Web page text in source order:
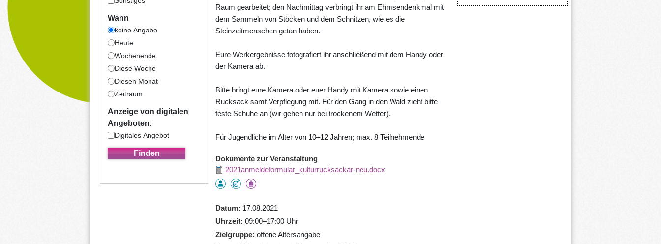
Wann
keine Angabe
Heute
Wochenende
Diese Woche
Diesen Monat
Zeitraum
Anzeige von digitalen
Angeboten:
Digitales Angebot
Raum gearbeitet; den Nachmittag verbringt ihr am Ehmsendenkmal mit
dem Sammeln von Stöcken und dem Schnitzen, wie es die
Steinzeitmenschen getan haben.
Eure Werkergebnisse fotografiert ihr anschließend mit dem Handy oder
der Kamera ab.
Bitte bringt eure Kamera oder euer Handy mit Kamera sowie einen
Rucksack samt Verpflegung mit. Für den Gang in den Wald zieht bitte
feste Schuhe an (wir gehen nur bei trockenem Wetter).
Für Jugendliche im Alter von 10–12 Jahren; max. 8 Teilnehmende
Dokumente zur Veranstaltung
2021anmeldeformular_kulturrucksackar-neu.docx
Datum
17.08.2021
Uhrzeit 09:00–17:00 Uhr
Zielgruppe offene Altersangabe